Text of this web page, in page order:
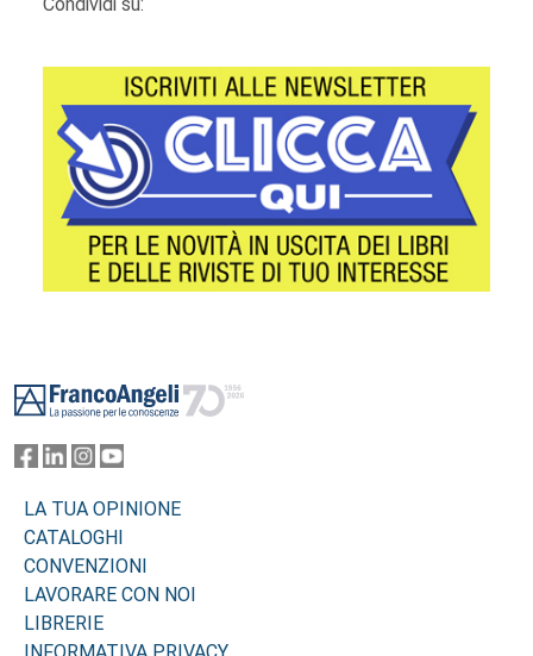
LA TUA OPINIONE
CATALOGHI
CONVENZIONI
LAVORARE CON NOI
LIBRERIE